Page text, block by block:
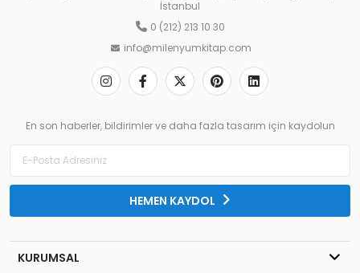
İstanbul
0 (212) 213 10 30
info@milenyumkitap.com
En son haberler, bildirimler ve daha fazla tasarım için kaydolun
HEMEN KAYDOL
KURUMSAL